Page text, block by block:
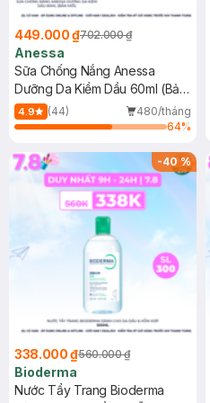
449.000 ₫702.000 ₫
Anessa
Sữa Chống Nắng Anessa
Dưỡng Da Kiềm Dầu 60ml (Bản
Mới)
4.9 (44)
480/tháng
64%
-40%
338.000 ₫560.000 ₫
Bioderma
Nước Tẩy Trang Bioderma